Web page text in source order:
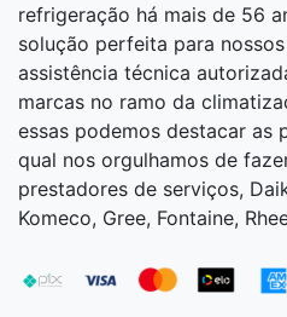
refrigeração há mais de 56
solução perfeita para
assistência técnica
marcas no ramo da
essas podemos destacar as
qual nos orgulhamos de
prestadores de serviços,
Komeco, Gree, Fontaine,